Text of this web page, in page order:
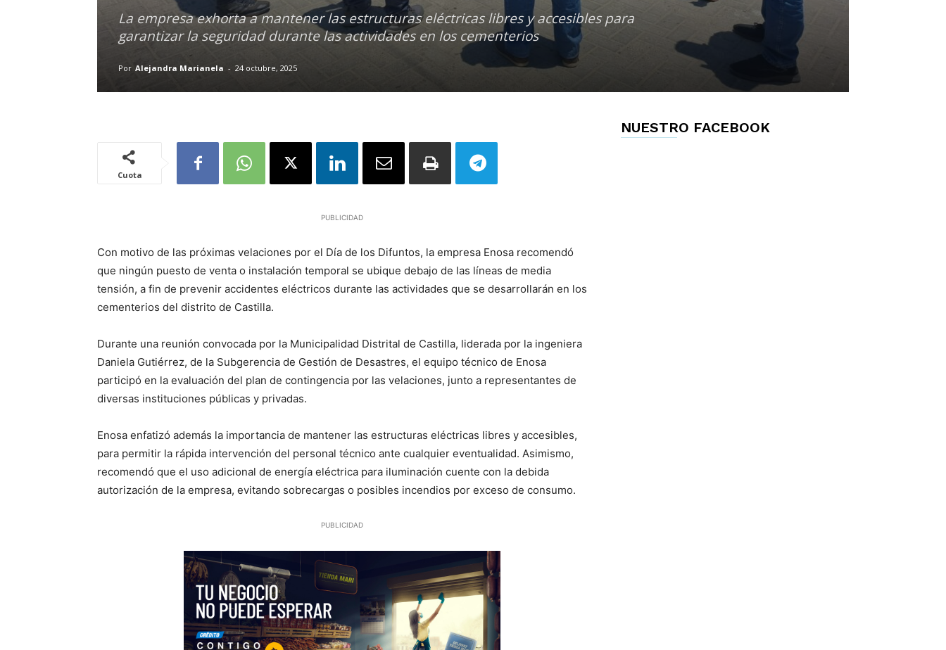
La empresa exhorta a mantener las estructuras eléctricas libres y accesibles para
garantizar la seguridad durante las actividades en los cementerios
Por Alejandra Marianela - 24 octubre, 2025
Cuota
PUBLICIDAD
Con motivo de las próximas velaciones por el Día de los Difuntos, la empresa Enosa recomendó
que ningún puesto de venta o instalación temporal se ubique debajo de las líneas de media
tensión, a fin de prevenir accidentes eléctricos durante las actividades que se desarrollarán en los
cementerios del distrito de Castilla.
Durante una reunión convocada por la Municipalidad Distrital de Castilla, liderada por la ingeniera
Daniela Gutiérrez, de la Subgerencia de Gestión de Desastres, el equipo técnico de Enosa
participó en la evaluación del plan de contingencia por las velaciones, junto a representantes de
diversas instituciones públicas y privadas.
Enosa enfatizó además la importancia de mantener las estructuras eléctricas libres y accesibles,
para permitir la rápida intervención del personal técnico ante cualquier eventualidad. Asimismo,
recomendó que el uso adicional de energía eléctrica para iluminación cuente con la debida
autorización de la empresa, evitando sobrecargas o posibles incendios por exceso de consumo.
PUBLICIDAD
NUESTRO FACEBOOK